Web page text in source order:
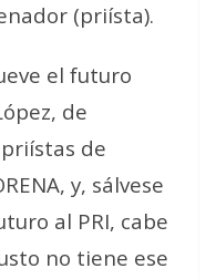
(priísta).
el futuro
de
de
y, sálvese
al PRI, cabe
no tiene ese